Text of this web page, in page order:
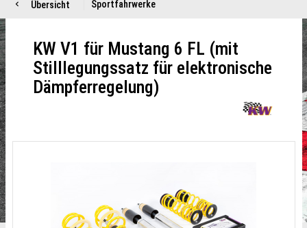
Übersicht Sportfahrwerke
KW V1 für Mustang 6 FL (mit
Stilllegungssatz für elektronische
Dämpferregelung)